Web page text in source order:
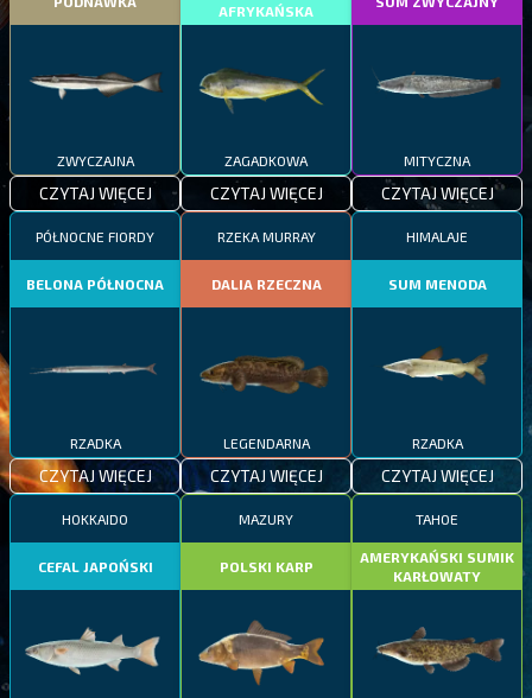
ZWYCZAJNA
CZYTAJ WIĘCEJ
AFRYKAŃSKA
ZAGADKOWA
CZYTAJ WIĘCEJ
MITYCZNA
CZYTAJ WIĘCEJ
PÓŁNOCNE FIORDY
BELONA PÓŁNOCNA
RZADKA
CZYTAJ WIĘCEJ
RZEKA MURRAY
DALIA RZECZNA
LEGENDARNA
CZYTAJ WIĘCEJ
HIMALAJE
SUM MENODA
RZADKA
CZYTAJ WIĘCEJ
HOKKAIDO
CEFAL JAPOŃSKI
MAZURY
POLSKI KARP
TAHOE
AMERYKAŃSKI SUMIK
KARŁOWATY